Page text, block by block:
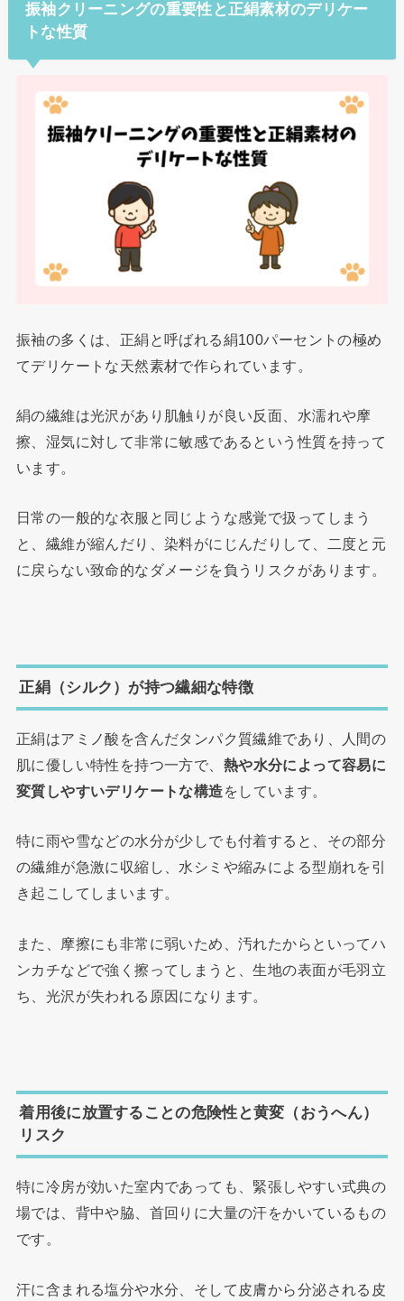
振袖クリーニングの重要性と正絹素材のデリケー
トな性質
振袖の多くは、正絹と呼ばれる絹100パーセントの極め
てデリケートな天然素材で作られています。
絹の繊維は光沢があり肌触りが良い反面、水濡れや摩
擦、湿気に対して非常に敏感であるという性質を持って
います。
日常の一般的な衣服と同じような感覚で扱ってしまう
と、繊維が縮んだり、染料がにじんだりして、二度と元
に戻らない致命的なダメージを負うリスクがあります。
正絹（シルク）が持つ繊細な特徴
正絹はアミノ酸を含んだタンパク質繊維であり、人間の
肌に優しい特性を持つ一方で、 熱や水分によって容易に
変質しやすいデリケートな構造をしています。
特に雨や雪などの水分が少しでも付着すると、その部分
の繊維が急激に収縮し、水シミや縮みによる型崩れを引
き起こしてしまいます。
また、摩擦にも非常に弱いため、汚れたからといってハ
ンカチなどで強く擦ってしまうと、生地の表面が毛羽立
ち、光沢が失われる原因になります。
着用後に放置することの危険性と黄変（おうへん）
リスク
特に冷房が効いた室内であっても、緊張しやすい式典の
場では、背中や脇、首回りに大量の汗をかいているもの
です。
汗に含まれる塩分や水分、そして皮膚から分泌される皮